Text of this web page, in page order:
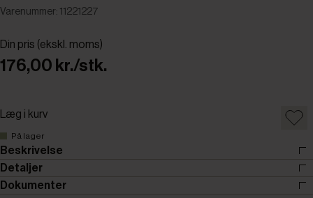
Varenummer: 11221227
Din pris (ekskl. moms)
176,00 kr./stk.
Læg i kurv
På lager
Beskrivelse
Detaljer
Dokumenter